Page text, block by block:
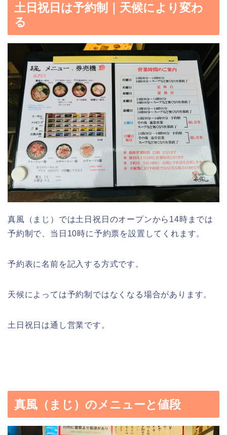
土日祝日は予約制｜天候により変わ
る
真風（まじ）では土日祝日のオープンから14時までは
予約制で、当日10時に予約票を設置してくれます。
予約表に名前を記入する方式です。
天候によっては予約制ではなくなる場合があります。
土日祝日は通し営業です。
真風（まじ）のメニューと値段